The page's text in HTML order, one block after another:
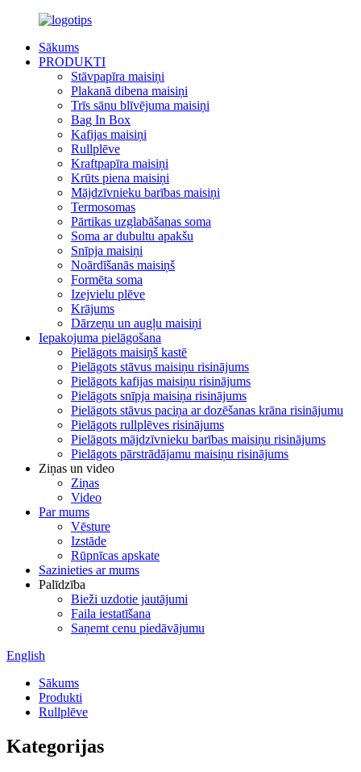
Sākums
PRODUKTI
Stāvpapīra maisiņi
Plakanā dibena maisiņi
Trīs sānu blīvējuma maisiņi
Bag In Box
Kafijas maisiņi
Rullplēve
Kraftpapīra maisiņi
Krūts piena maisiņi
Mājdzīvnieku barības maisiņi
Termosomas
Pārtikas uzglabāšanas soma
Soma ar dubultu apakšu
Snīpja maisiņi
Noārdīšanās maisiņš
Formēta soma
Izejvielu plēve
Krājums
Dārzeņu un augļu maisiņi
Iepakojuma pielāgošana
Pielāgots maisiņš kastē
Pielāgots stāvus maisiņu risinājums
Pielāgots kafijas maisiņu risinājums
Pielāgots snīpja maisiņa risinājums
Pielāgots stāvus paciņa ar dozēšanas krāna risinājumu
Pielāgots rullplēves risinājums
Pielāgots mājdzīvnieku barības maisiņu risinājums
Pielāgots pārstrādājamu maisiņu risinājums
Ziņas un video
Ziņas
Video
Par mums
Vēsture
Izstāde
Rūpnīcas apskate
Sazinieties ar mums
Palīdzība
Bieži uzdotie jautājumi
Faila iestatīšana
Saņemt cenu piedāvājumu
English
Sākums
Produkti
Rullplēve
Kategorijas